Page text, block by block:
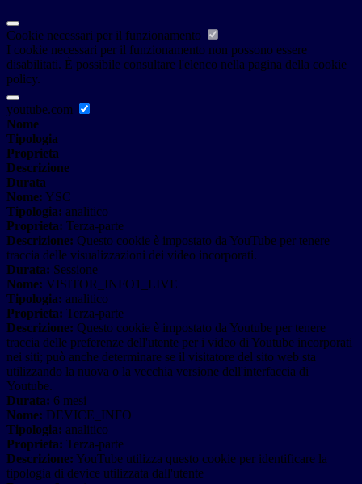
Cookie necessari per il funzionamento
I cookie necessari per il funzionamento non possono essere
disabilitati. È possibile consultare l'elenco nella pagina della cookie
policy.
youtube.com
Nome
Tipologia
Proprieta
Descrizione
Durata
Nome: YSC
Tipologia: analitico
Proprieta: Terza-parte
Descrizione: Questo cookie è impostato da YouTube per tenere
traccia delle visualizzazioni dei video incorporati.
Durata: Sessione
Nome: VISITOR_INFO1_LIVE
Tipologia: analitico
Proprieta: Terza-parte
Descrizione: Questo cookie è impostato da Youtube per tenere
traccia delle preferenze dell'utente per i video di Youtube incorporati
nei siti; può anche determinare se il visitatore del sito web sta
utilizzando la nuova o la vecchia versione dell'interfaccia di
Youtube.
Durata: 6 mesi
Nome: DEVICE_INFO
Tipologia: analitico
Proprieta: Terza-parte
Descrizione: YouTube utilizza questo cookie per identificare la
tipologia di device utilizzata dall'utente